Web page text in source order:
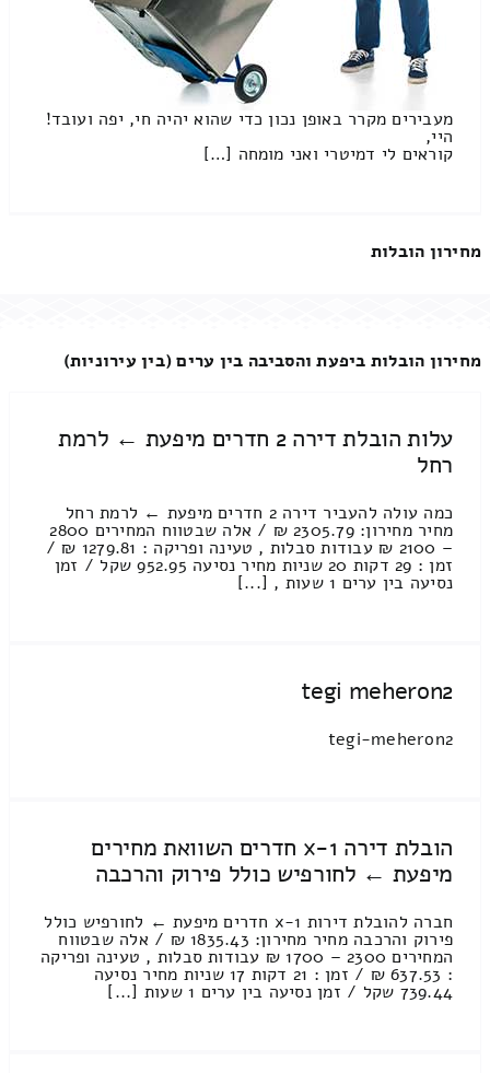
מעבירים מקרר באופן נכון כדי שהוא יהיה חי, יפה ועובד!
היי,
קוראים לי דמיטרי ואני מומחה […]
מחירון הובלות
מחירון הובלות ביפעת והסביבה בין ערים (בין עירוניות)
עלות הובלת דירה 2 חדרים מיפעת ← לרמת
רחל
כמה עולה להעביר דירה 2 חדרים מיפעת ← לרמת רחל
מחיר מחירון: 2305.79 ₪ / אלה שבטווח המחירים 2800
– 2100 ₪ עבודות סבלות , טעינה ופריקה : 1279.81 ₪ /
זמן : 29 דקות 20 שניות מחיר נסיעה 952.95 שקל / זמן
נסיעה בין ערים 1 שעות , [...]
tegi meheron2
tegi-meheron2
הובלת דירה 1-x חדרים השוואת מחירים
מיפעת ← לחורפיש כולל פירוק והרכבה
חברה להובלת דירות 1-x חדרים מיפעת ← לחורפיש כולל
פירוק והרכבה מחיר מחירון: 1835.43 ₪ / אלה שבטווח
המחירים 2300 – 1700 ₪ עבודות סבלות , טעינה ופריקה
: 637.53 ₪ / זמן : 21 דקות 17 שניות מחיר נסיעה
739.44 שקל / זמן נסיעה בין ערים 1 שעות [...]